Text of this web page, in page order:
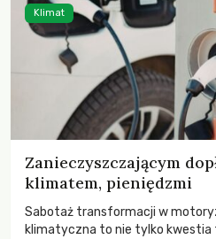
Zanieczyszczającym
klimatem, pieniędzmi
Sabotaż transformacji w
klimatyczna to nie tylko kwestia
Klimat